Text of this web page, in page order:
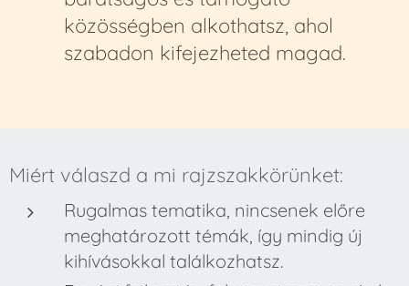
közösségben alkothatsz, ahol
szabadon kifejezheted magad.
Miért válaszd a mi rajzszakkörünket:
Rugalmas tematika, nincsenek előre
meghatározott témák, így mindig új
kihívásokkal találkozhatsz.